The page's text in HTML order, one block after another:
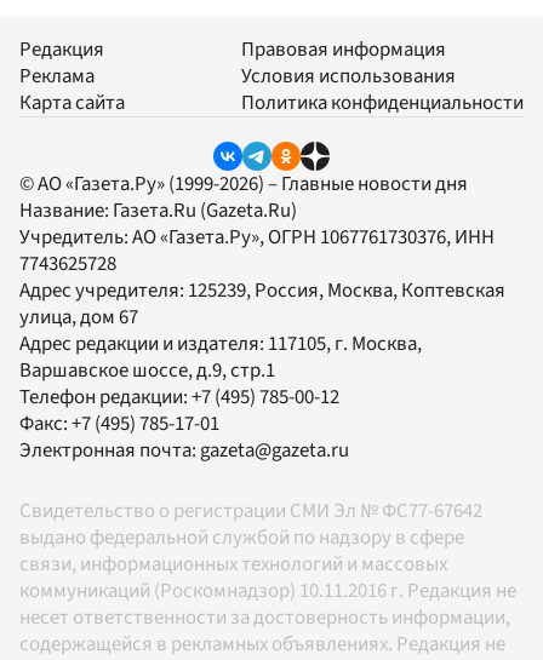
Редакция
Реклама
Карта сайта
Правовая информация
Условия использования
Политика конфиденциальности
© АО «Газета.Ру» (1999-2026) – Главные новости дня
Название: Газета.Ru (Gazeta.Ru)
Учредитель:АО «Газета.Ру», ОГРН 1067761730376, ИНН
7743625728
Адрес учредителя: 125239, Россия, Москва, Коптевская
улица, дом 67
Адрес редакции и издателя: 117105, г. Москва,
Варшавское шоссе, д.9, стр.1
Телефон редакции:+7 (495) 785-00-12
Факс:+7 (495) 785-17-01
Электронная почта: gazeta@gazeta.ru
Свидетельство о регистрации СМИ Эл № ФС77-67642
выдано федеральной службой по надзору в сфере
связи, информационных технологий и массовых
коммуникаций (Роскомнадзор) 10.11.2016 г. Редакция не
несет ответственности за достоверность информации,
содержащейся в рекламных объявлениях. Редакция не